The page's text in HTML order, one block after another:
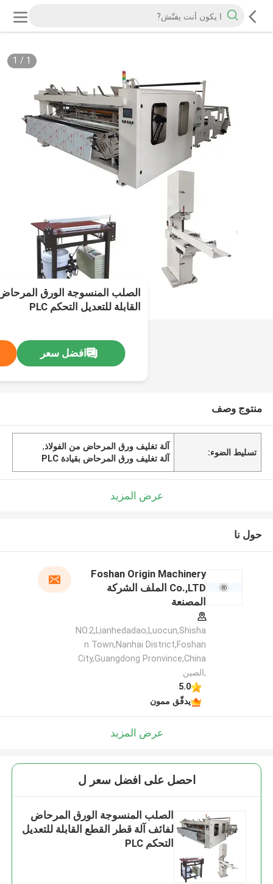
1
/
1
الصلب المنسوجة الورق
القابلة للتعديل التحكم PLC
افضل سعر
منتوج وصف
تسليط الضوء:
آلة تغليف ورق المرحاض من الفولاذ,
آلة تغليف ورق المرحاض بقيادة PLC
عرض المزيد
حول نا
Foshan Origin Machinery
Co.,LTD الملف الشركة
المصنعة
NO.2,Lianhedadao,Luocun,Shisha
n Town,Nanhai District,Foshan
City,Guangdong Pronvince,China
,الصين
5.0
يدقّق ممون
عرض المزيد
احصل على افضل سعر ل
الصلب المنسوجة الورق المرحاض
لفائف آلة قطر القطع القابلة للتعديل
التحكم PLC